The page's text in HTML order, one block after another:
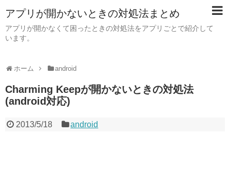
アプリが開かないときの対処法まとめ
アプリが開かなくて困ったときの対処法をアプリごとで紹介して
います。
ホーム android
Charming Keepが開かないときの対処法
(android対応)
2013/5/18 android